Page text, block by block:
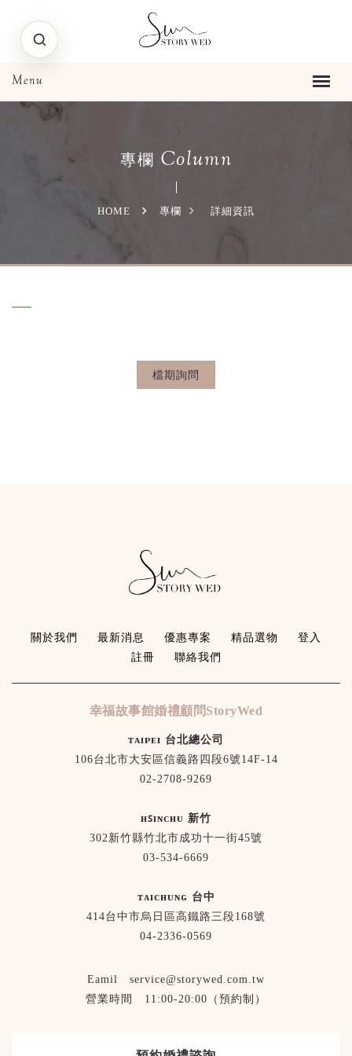
專欄 Column
HOME 專欄 詳細資訊
檔期詢問
關於我們 最新消息 優惠專案 精品選物
登入
註冊
聯絡我們
幸福故事館婚禮顧問StoryWed
ᴛᴀɪᴘᴇɪ 台北總公司
106台北市大安區信義路四段6號14F-14
02-2708-9269
ʜꜱɪɴᴄʜᴜ 新竹
302新竹縣竹北市成功十一街45號
03-534-6669
ᴛᴀɪᴄʜᴜɴɢ 台中
414台中市烏日區高鐵路三段168號
04-2336-0569
Eamil service@storywed.com.tw
營業時間 11:00-20:00（預約制）